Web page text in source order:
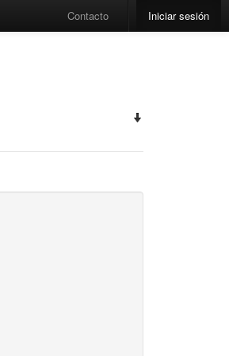
Contacto Iniciar sesión